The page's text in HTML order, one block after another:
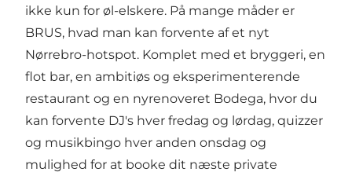
ikke kun for øl-elskere. På mange måder er
BRUS, hvad man kan forvente af et nyt
Nørrebro-hotspot. Komplet med et bryggeri, en
flot bar, en ambitiøs og eksperimenterende
restaurant og en nyrenoveret Bodega, hvor du
kan forvente DJ's hver fredag og lørdag, quizzer
og musikbingo hver anden onsdag og
mulighed for at booke dit næste private